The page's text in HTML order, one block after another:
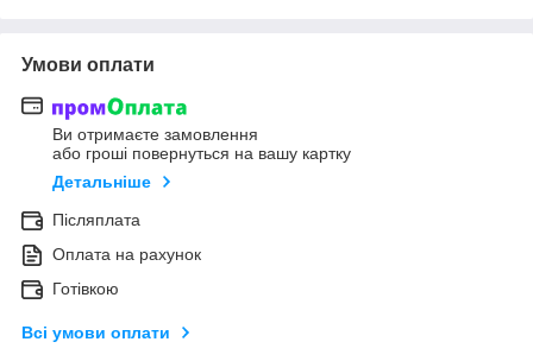
Умови оплати
Ви отримаєте замовлення
або гроші повернуться на вашу картку
Детальніше
Післяплата
Оплата на рахунок
Готівкою
Всі умови оплати